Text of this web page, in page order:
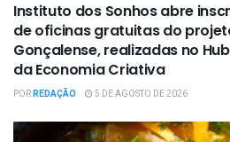
Instituto dos Sonhos abre
de oficinas gratuitas do
Gonçalense, realizadas no
da Economia Criativa
PORREDAÇÃO 5 DE AGOSTO DE 2026